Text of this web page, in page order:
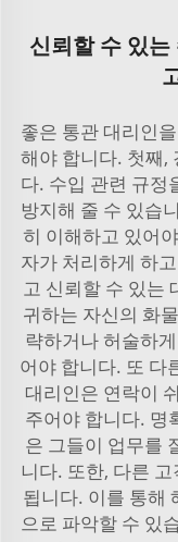
신뢰할 수 있
좋은 통관 대리인
해야 합니다. 첫째,
다. 수입 관련 규정
방지해 줄 수 있습
히 이해하고 있어
자가 처리하게 하
고 신뢰할 수 있는
귀하는 자신의 화
략하거나 허술하
어야 합니다. 또 다
대리인은 연락이
주어야 합니다. 명
은 그들이 업무를
니다. 또한, 다른
됩니다. 이를 통해
으로 파악할 수 있